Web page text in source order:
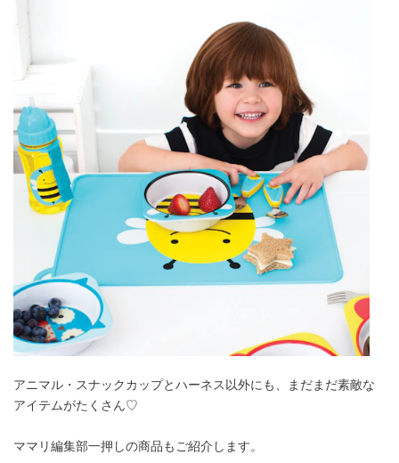
アニマル・スナックカップとハーネス以外にも、まだまだ素敵な
アイテムがたくさん♡
ママリ編集部一押しの商品もご紹介します。